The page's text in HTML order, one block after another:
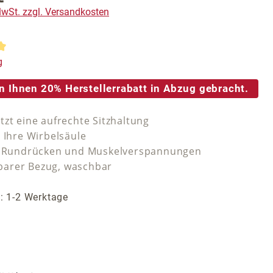
zzgl. Versandkosten
Bewertung von 5 von 5 Sternen
Ihnen 20% Herstellerrabatt in Abzug gebracht.
eine aufrechte Sitzhaltung
Wirbelsäule
und Muskelverspannungen
Bezug, waschbar
1-2 Werktage